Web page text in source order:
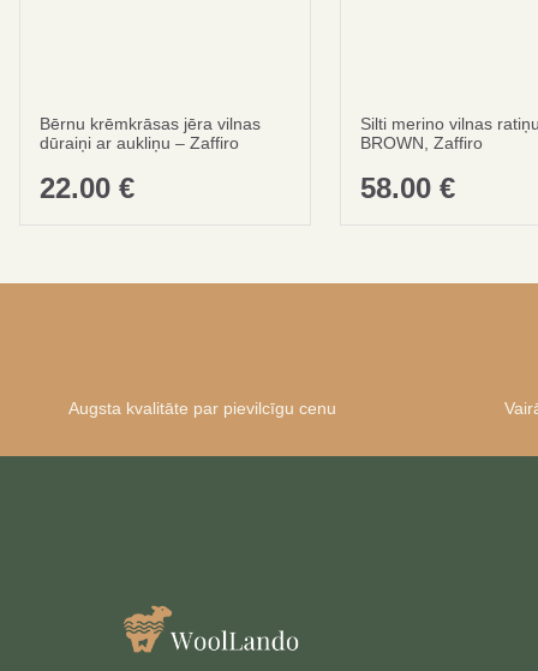
Bērnu krēmkrāsas jēra vilnas
dūraiņi ar aukliņu – Zaffiro
22.00 €
Silti merino vilnas
BROWN, Zaffiro
58.00€
Augsta kvalitāte par pievilcīgu cenu